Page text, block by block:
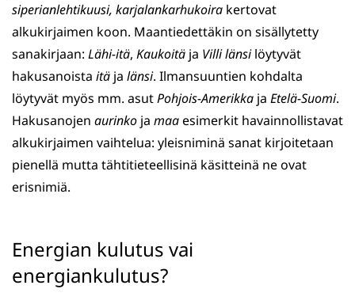
siperianlehtikuusi, karjalankarhukoira kertovat
alkukirjaimen koon. Maantiedettäkin on sisällytetty
sanakirjaan: Lähi-itä, Kaukoitä ja Villi länsilöytyvät
hakusanoista itä ja länsi. Ilmansuuntien kohdalta
löytyvät myös mm. asutPohjois-Amerikka ja Etelä-Suomi.
Hakusanojen aurinko ja maaesimerkit havainnollistavat
alkukirjaimen vaihtelua: yleisniminä sanat kirjoitetaan
pienellä mutta tähtitieteellisinä käsitteinä ne ovat
erisnimiä.
Energian kulutus vai
energiankulutus?